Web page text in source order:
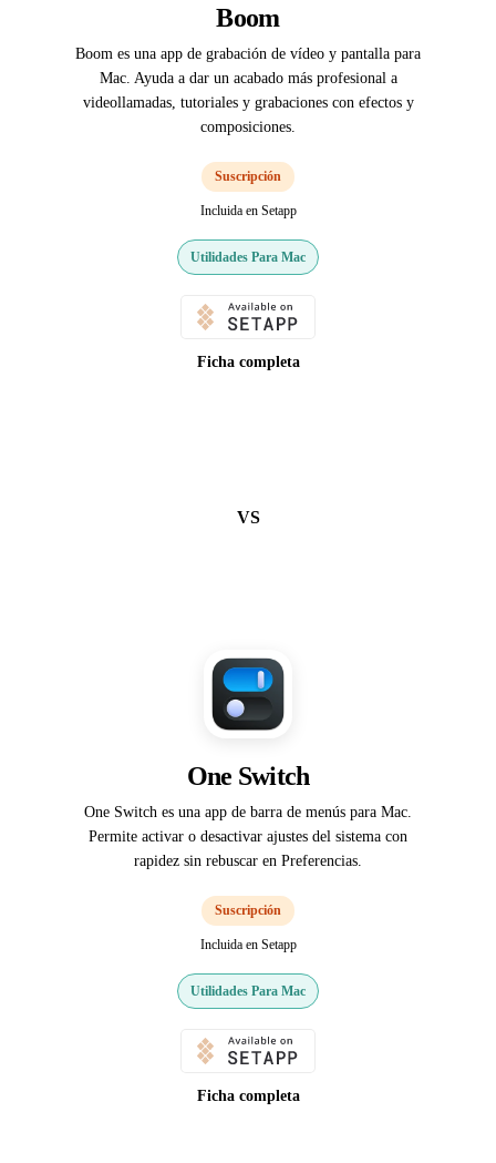
Boom
Boom es una app de grabación de vídeo y pantalla para
Mac. Ayuda a dar un acabado más profesional a
videollamadas, tutoriales y grabaciones con efectos y
composiciones.
Suscripción
Incluida en Setapp
Utilidades Para Mac
Ficha completa
VS
One Switch
One Switch es una app de barra de menús para Mac.
Permite activar o desactivar ajustes del sistema con
rapidez sin rebuscar en Preferencias.
Suscripción
Incluida en Setapp
Utilidades Para Mac
Ficha completa